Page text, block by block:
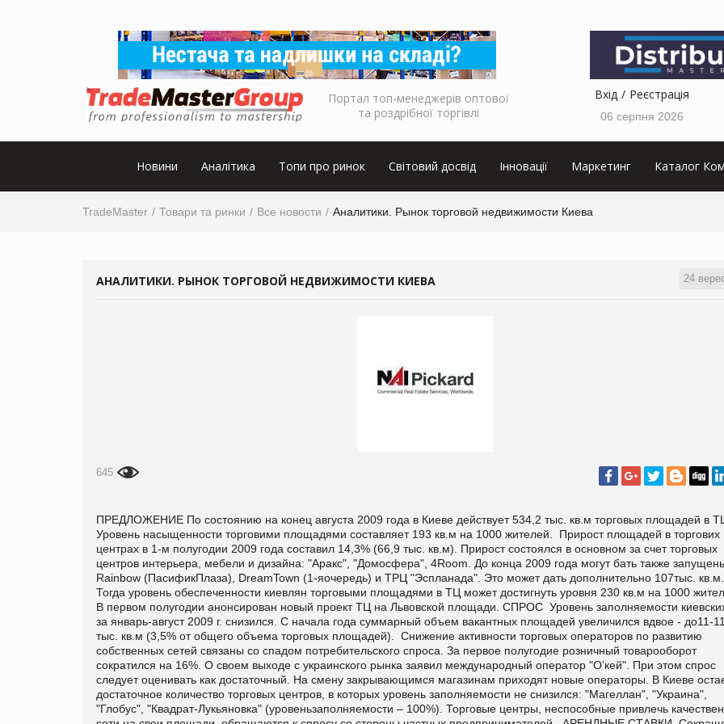
Портал топ-менеджерів оптової
та роздрібної торгівлі
Вхід Реєстрація
06 серпня 2026
Новини Аналітика Топи про ринок Світовий досвід Інновації Маркетинг Каталог
TradeMaster Товари та ринки Все новости Аналитики. Рынок торговой недвижимости Киева
24
АНАЛИТИКИ. РЫНОК ТОРГОВОЙ НЕДВИЖИМОСТИ КИЕВА
645
ПРЕДЛОЖЕНИЕ По состоянию на конец августа 2009 года в Киеве действует 534,2 тыс. кв.м торговых площадей в
Уровень насыщенности торговими площадями составляет 193 кв.м на 1000 жителей. Прирост площадей в торгових
центрах в 1-м полугодии 2009 года составил 14,3% (66,9 тыс. кв.м). Прирост состоялся в основном за счет торговых
центров интерьера, мебели и дизайна: "Аракс", "Домосфера", 4Room. До конца 2009 года могут бать также
Rainbow (ПасификПлаза), DreamTown (1-яочередь) и ТРЦ "Эспланада". Это может дать дополнительно 107тыс. кв.м.
Тогда уровень обеспеченности киевлян торговыми площадями в ТЦ может достигнуть уровня 230 кв.м на 1000
В первом полугодии анонсирован новый проект ТЦ на Львовской площади. СПРОС Уровень заполняемости
за январь-август 2009 г. снизился. С начала года суммарный объем вакантных площадей увеличился вдвое - до11-
тыс. кв.м (3,5% от общего объема торговых площадей). Снижение активности торговых операторов по развитию
собственных сетей связаны со спадом потребительского спроса. За первое полугодие розничный товарооборот
сократился на 16%. О своем выходе с украинского рынка заявил международный оператор "О’кей". При этом спрос
следует оценивать как достаточный. На смену закрывающимся магазинам приходят новые операторы. В Киеве
достаточное количество торговых центров, в которых уровень заполняемости не снизился: "Магеллан", "Украина",
"Глобус", "Квадрат-Лукьяновка" (уровеньзаполняемости – 100%). Торговые центры, неспособные привлечь